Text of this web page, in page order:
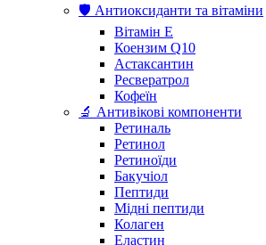
🛡️ Антиоксиданти та вітаміни
Вітамін Е
Коензим Q10
Астаксантин
Ресвератрол
Кофеїн
🔬 Антивікові компоненти
Ретиналь
Ретинол
Ретиноїди
Бакучіол
Пептиди
Мідні пептиди
Колаген
Еластин